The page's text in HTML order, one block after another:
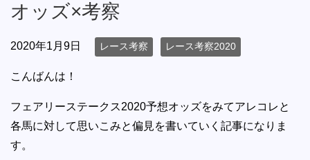
オッズ×考察
2020年1月9日 レース考察 レース考察2020
こんばんは！
フェアリーステークス2020予想オッズをみてアレコレと
各馬に対して思いこみと偏見を書いていく記事になりま
す。